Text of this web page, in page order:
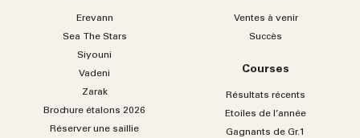
Erevann
Sea TheStars
Siyouni
Vadeni
Zarak
Brochure étalons 2026
Réserver une saillie
Ventes à venir
Succès
Courses
Résultats récents
Etoiles de l’année
Gagnants de Gr.1